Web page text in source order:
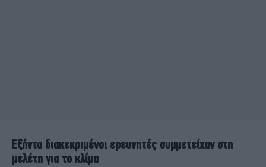
Εξήντα διακεκριμένοι ερευνητές συμμετείχαν στη
μελέτη για το κλίμα